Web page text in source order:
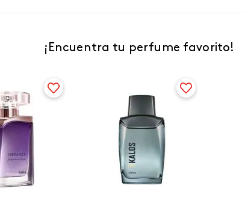
¡Encuentra tu perfume favorito!